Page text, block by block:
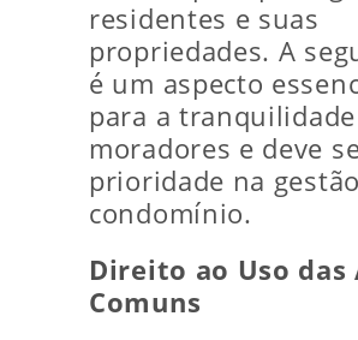
residentes e suas
propriedades. A
é um aspecto
para a
moradores e deve
prioridade na
condomínio.
Direito ao Uso das
Comuns